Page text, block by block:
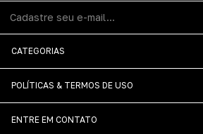
CATEGORIAS
POLÍTICAS & TERMOS DE USO
ENTRE EM CONTATO